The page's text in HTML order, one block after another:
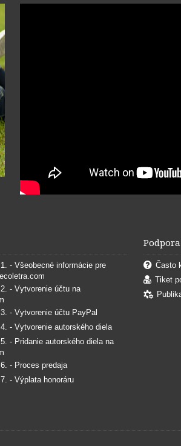
- Všeobecné informácie pre
- Vytvorenie účtu na
- Vytvorenie účtu PayPal
- Vytvorenie autorského diela
- Pridanie autorského diela na
- Proces predaja
- Výplata honoráru
Podpora
Často
Tiket